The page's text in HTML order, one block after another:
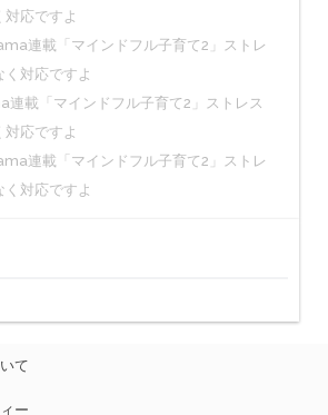
応ですよ
連載「マインドフル子育て2」ストレ
く対応ですよ
連載「マインドフル子育て2」ストレス
応ですよ
連載「マインドフル子育て2」ストレ
く対応ですよ
て
ー